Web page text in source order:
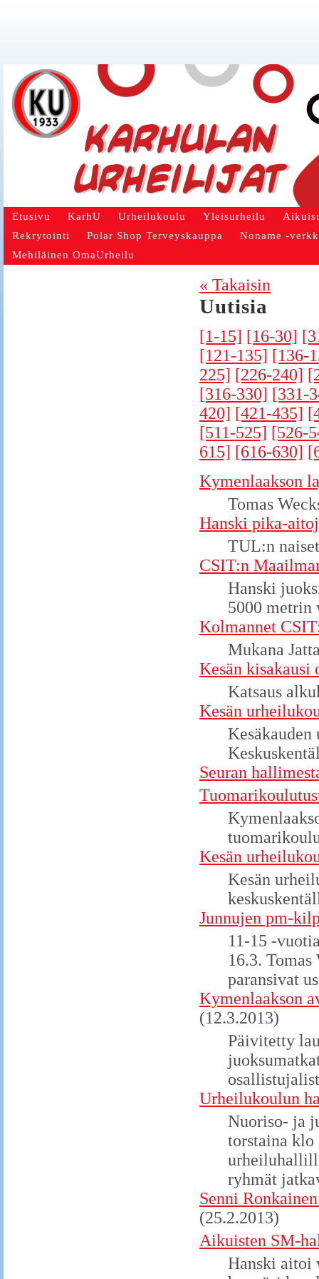
Etusivu KarhU Urheilukoulu Yleisurheilu
Rekrytointi
Polar Shop Terveyskauppa
Noname -
Mehiläinen OmaUrheilu
« Takaisin
Uutisia
[1-15] [16-30]
[121-135] [136-
225] [226-240]
[316-330] [331-
420] [421-435]
[511-525] [526-
615] [616-630]
Kymenlaakson
Tomas
Hanski pika-
TUL:n
CSIT:n
Hanski
5000 metrin
Kolmannet
Mukana
Kesän kisakausi
Katsaus
Kesän
Seuran
Kesän
Kesän
Junnujen pm-
11-15 -
16.3.
paransivat
Kymenlaakson
(12.3.2013)
Päivitetty
Urheilukoulun
Nuoriso- ja
torstaina klo
ryhmät
Senni
(25.2.2013)
Aikuisten SM-
Hanski aitoi